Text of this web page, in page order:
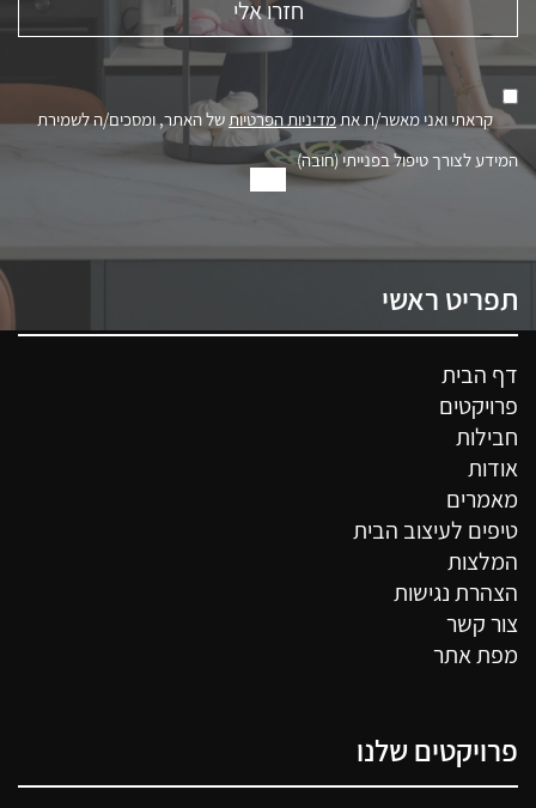
קראתי ואני מאשר/ת את מדיניות הפרטיות של האתר, ומסכים/ה לשמירת
המידע לצורך טיפול בפנייתי (חובה)
תפריט ראשי
דף הבית
פרויקטים
חבילות
אודות
מאמרים
טיפים לעיצוב הבית
המלצות
הצהרת נגישות
צור קשר
מפת אתר
פרויקטים שלנו